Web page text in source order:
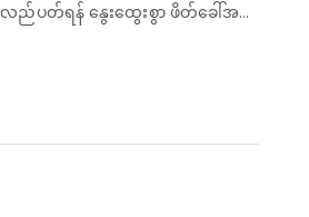
လည်ပတ်ရန် နွေးထွေးစွာ ဖိတ်ခေါ်အပ်